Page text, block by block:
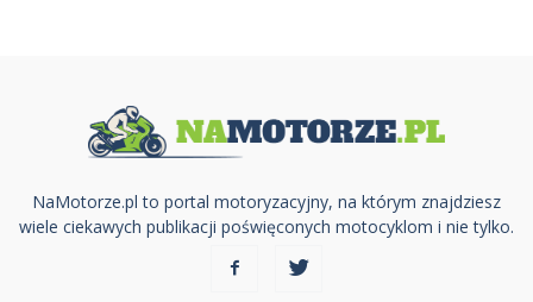
NaMotorze.pl to portal motoryzacyjny, na którym znajdziesz
wiele ciekawych publikacji poświęconych motocyklom i nie tylko.